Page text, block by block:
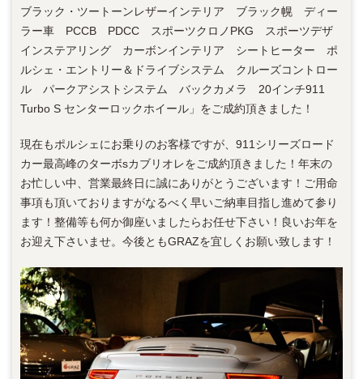
ブラック・ツートーンレザーインテリア ブラック幌 ディー
ラー車 PCCB PDCC スポーツクロノPKG スポーツデザ
インステアリング カーボンインテリア シートヒーター ポ
ルシェ・エントリー＆ドライブシステム クルーズコントロー
ル パークアシストシステム バックカメラ 20インチ911
Turbo S センターロックホイール」をご成約頂きました！
現在もポルシェにお乗りのお客様ですが、911シリーズロード
カー最高峰のターボsカブリオレをご成約頂きました！年末の
お忙しい中、営業最終日に誠にありがとうございます！ご用命
事項も頂いておりますがなるべく早いご納車目指し進めて参り
ます！整備等も何か御座いましたらお任せ下さい！良いお年を
お迎え下さいませ。今後ともGRAZを宜しくお願い致します！